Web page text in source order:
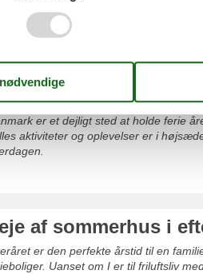
Danmark
til leje uge
er et dejligt sted at holde ferie
aktiviteter og oplevelser er i
af sommerhus i
er den perfekte årstid til en
Uanset om I er til friluftsliv